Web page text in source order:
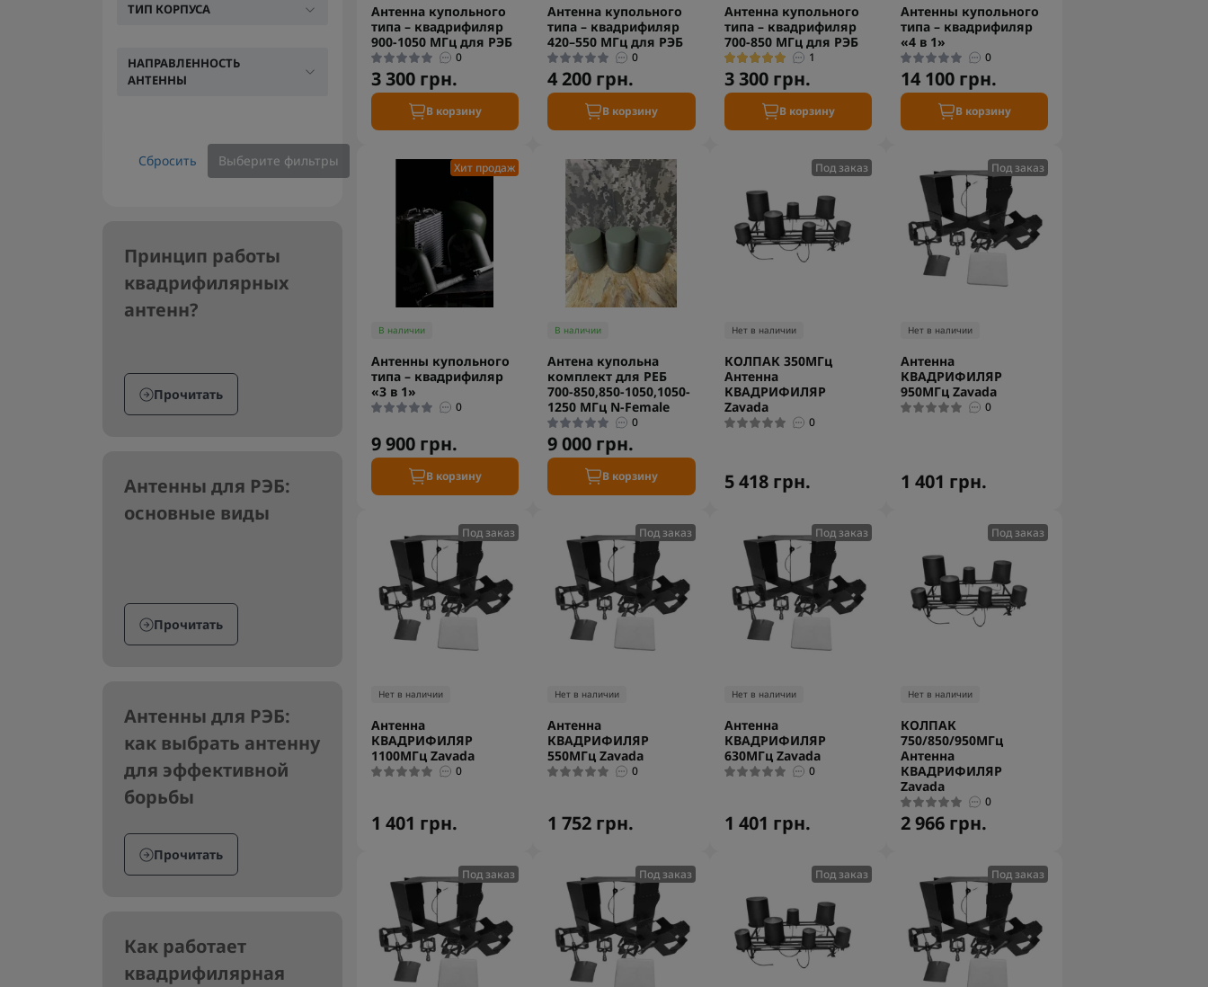
ТИП КОРПУСА
НАПРАВЛЕННОСТЬ
АНТЕННЫ
Сбросить Выберите фильтры
Принцип работы
квадрифилярных
антенн?
Прочитать
Антенны для РЭБ:
основные виды
Прочитать
Антенны для РЭБ:
как выбрать антенну
для эффективной
борьбы
Прочитать
Как работает
квадрифилярная
Антенна купольного
типа – квадрифиляр
900-1050 МГц для РЭБ
0
3 300 грн.
В корзину
Антенна купольного
типа – квадрифиляр
420–550 МГц для РЭБ
0
4 200 грн.
В корзину
Антенна купольного
типа – квадрифиляр
700-850 МГц для РЭБ
1
3 300 грн.
В корзину
Антенны купольного
типа – квадрифиляр
«4 в 1»
0
14 100 грн.
В корзину
Хит продаж
В наличии
Антенны купольного
типа – квадрифиляр
«3 в 1»
0
9 900 грн.
В корзину
В наличии
Антена купольна
комплект для РЕБ
700-850,850-1050,1050-
1250 МГц N-Female
0
9 000 грн.
В корзину
Под заказ
Нет в наличии
КОЛПАК 350МГц
Антенна
КВАДРИФИЛЯР
Zavada
0
5 418 грн.
Под заказ
Нет в наличии
Антенна
КВАДРИФИЛЯР
950МГц Zavada
0
1 401 грн.
Под заказ
Нет в наличии
Антенна
КВАДРИФИЛЯР
1100МГц Zavada
0
1 401 грн.
Под заказ
Нет в наличии
Антенна
КВАДРИФИЛЯР
550МГц Zavada
0
1 752 грн.
Под заказ
Нет в наличии
Антенна
КВАДРИФИЛЯР
630МГц Zavada
0
1 401 грн.
Под заказ
Нет в наличии
КОЛПАК
750/850/950МГц
Антенна
КВАДРИФИЛЯР
Zavada
0
2 966 грн.
Под заказ Под заказ Под заказ Под заказ